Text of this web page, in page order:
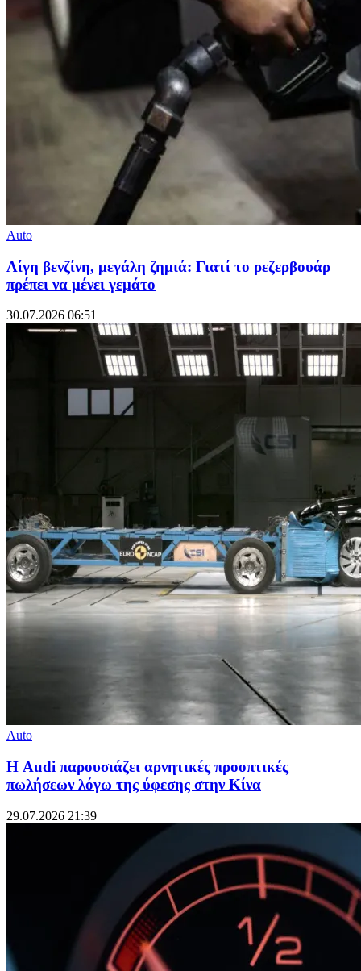
Auto
Λίγη βενζίνη, μεγάλη ζημιά: Γιατί το ρεζερβουάρ
πρέπει να μένει γεμάτο
30.07.2026 06:51
Auto
Η Audi παρουσιάζει αρνητικές προοπτικές
πωλήσεων λόγω της ύφεσης στην Κίνα
29.07.2026 21:39